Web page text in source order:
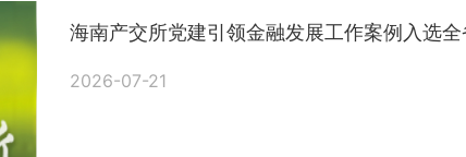
海南产交所党建引领金融发展工作案例入选
2026-07-21